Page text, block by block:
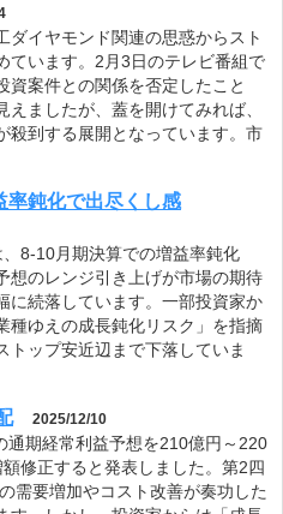
ダイヤモンド関連の思惑からスト
ています。2月3日のテレビ番組で
資案件との関係を否定したこと
ましたが、蓋を開けてみれば、
殺到する展開となっています。市
率鈍化で出尽くし感
8-10月期決算での増益率鈍化
想のレンジ引き上げが市場の期待
に続落しています。一部投資家か
種ゆえの成長鈍化リスク」を指摘
トップ安近辺まで下落していま
2025/12/10
通期経常利益予想を210億円～220
修正すると発表しました。第2四
需要増加やコスト改善が奏功した